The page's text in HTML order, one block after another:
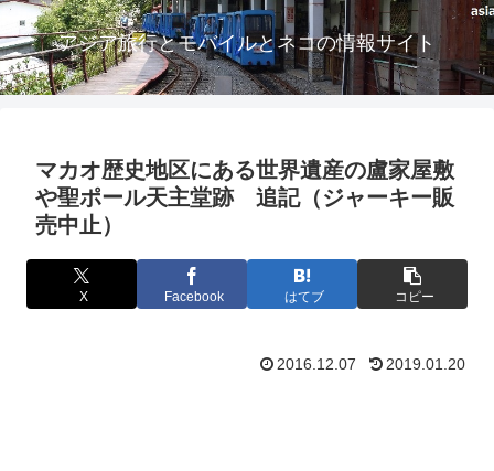
アジア旅行とモバイルとネコの情報サイト
マカオ歴史地区にある世界遺産の盧家屋敷
や聖ポール天主堂跡 追記（ジャーキー販
売中止）
X Facebook はてブ コピー
2016.12.07 2019.01.20